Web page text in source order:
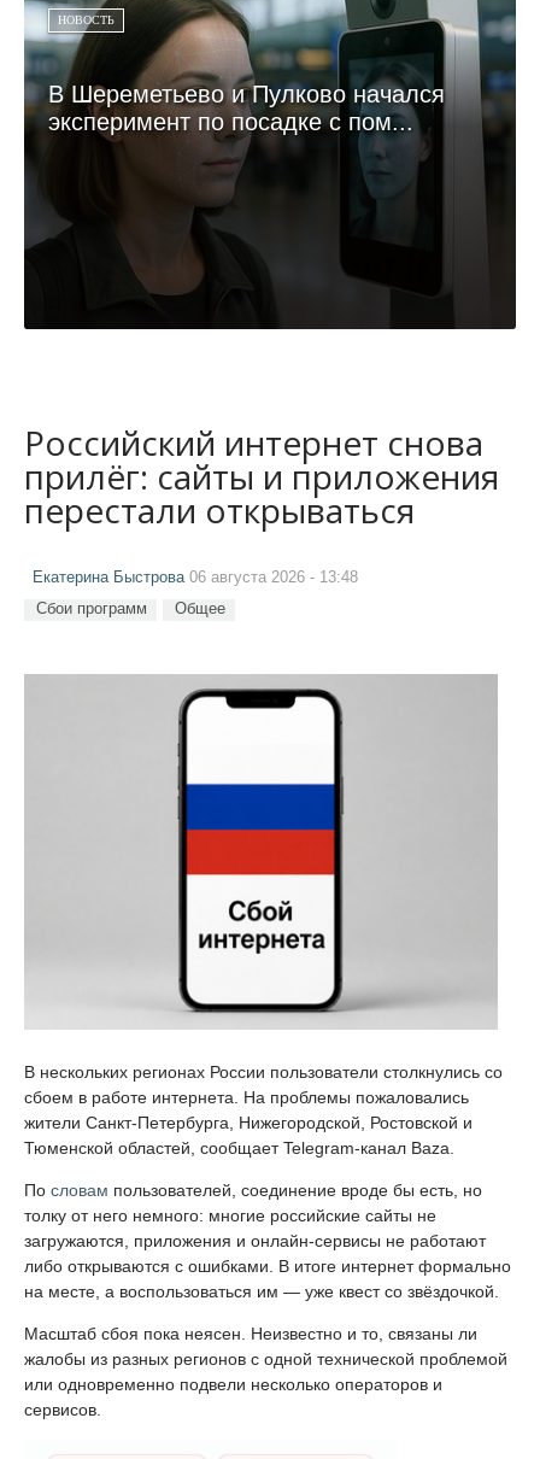
НОВОСТЬ
В Шереметьево и Пулково начался
эксперимент по посадке с пом...
Российский интернет снова
прилёг: сайты и приложения
перестали открываться
Екатерина Быстрова06 августа 2026 - 13:48
Сбои программ Общее
В нескольких регионах России пользователи столкнулись со
сбоем в работе интернета. На проблемы пожаловались
жители Санкт-Петербурга, Нижегородской, Ростовской и
Тюменской областей, сообщает Telegram-канал Baza.
По словам пользователей, соединение вроде бы есть, но
толку от него немного: многие российские сайты не
загружаются, приложения и онлайн-сервисы не работают
либо открываются с ошибками. В итоге интернет формально
на месте, а воспользоваться им — уже квест со звёздочкой.
Масштаб сбоя пока неясен. Неизвестно и то, связаны ли
жалобы из разных регионов с одной технической проблемой
или одновременно подвели несколько операторов и
сервисов.